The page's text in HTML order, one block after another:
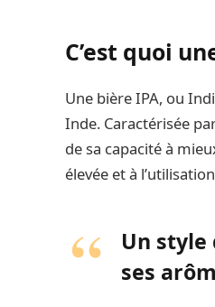
C’est quoi
Une bière IPA, ou
Inde. Caractérisée
de sa capacité à
élevée et à
Un
ses